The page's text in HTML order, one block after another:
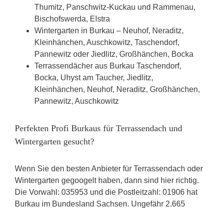
Thumitz, Panschwitz-Kuckau und Rammenau,
Bischofswerda, Elstra
Wintergarten in Burkau – Neuhof, Neraditz,
Kleinhänchen, Auschkowitz, Taschendorf,
Pannewitz oder Jiedlitz, Großhänchen, Bocka
Terrassendächer aus Burkau Taschendorf,
Bocka, Uhyst am Taucher, Jiedlitz,
Kleinhänchen, Neuhof, Neraditz, Großhänchen,
Pannewitz, Auschkowitz
Perfekten Profi Burkaus für Terrassendach und
Wintergarten gesucht?
Wenn Sie den besten Anbieter für Terrassendach oder
Wintergarten gegoogelt haben, dann sind hier richtig.
Die Vorwahl: 035953 und die Postleitzahl: 01906 hat
Burkau im Bundesland Sachsen. Ungefähr 2.665